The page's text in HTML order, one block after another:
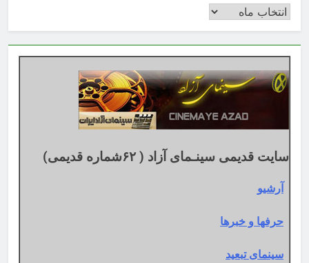
بایگانی
اساس
تقویم
میلادی
سایت قدیمی سینـمای آزاد ( ۶۲شماره قدیمی)
آرشیو
حرفها و خبرها
سینمای تبعید